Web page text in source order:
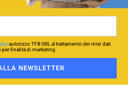
autorizzo TFB SRL al trattamento dei miei dati
per finalità di marketing
NEWSLETTER